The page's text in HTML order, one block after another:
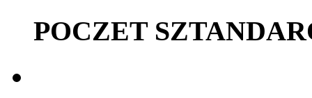
POCZET